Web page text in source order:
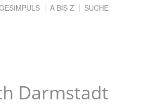
Darmstadt
A BIS Z SUCHE